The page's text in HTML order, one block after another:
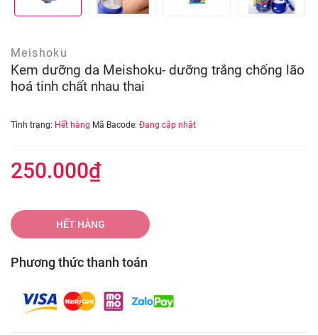
Meishoku
Kem dưỡng da Meishoku- dưỡng trắng chống lão
hoá tinh chất nhau thai
Tình trạng: Hết hàng Mã Bacode: Đang cập nhật
250.000₫
HẾT HÀNG
Phương thức thanh toán